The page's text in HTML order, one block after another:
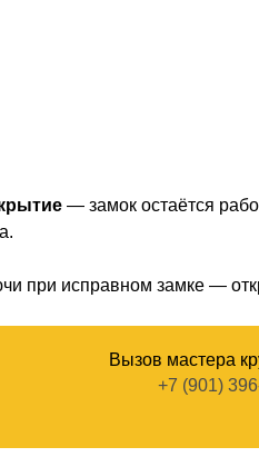
— замок остаётся
при исправном замке —
Вызов мастера
+7 (901)